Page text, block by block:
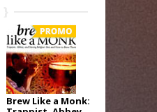
Brew Like a Monk: